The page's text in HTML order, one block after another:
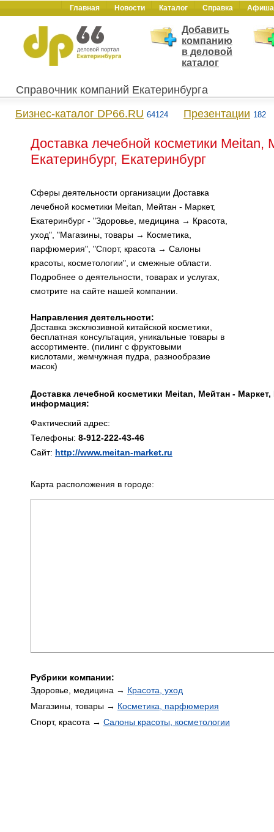
Главная Новости Каталог Справка Афиша
Добавить
компанию
в деловой
каталог
Справочник компаний Екатеринбурга
Бизнес-каталог DP66.RU 64124 Презентации 182
Доставка лечебной косметики Meitan,
Екатеринбург, Екатеринбург
Сферы деятельности организации Доставка
лечебной косметики Meitan, Мейтан - Маркет,
Екатеринбург - "Здоровье, медицина → Красота,
уход", "Магазины, товары → Косметика,
парфюмерия", "Спорт, красота → Салоны
красоты, косметологии", и смежные области.
Подробнее о деятельности, товарах и услугах,
смотрите на сайте нашей компании.
Направления деятельности:
Доставка эксклюзивной китайской косметики,
бесплатная консультация, уникальные товары в
ассортименте. (пилинг с фруктовыми
кислотами, жемчужная пудра, разнообразие
масок)
Доставка лечебной косметики Meitan, Мейтан - Маркет,
информация:
Фактический адрес:
Телефоны: 8-912-222-43-46
Сайт: http://www.meitan-market.ru
Карта расположения в городе:
Рубрики компании:
Здоровье, медицина → Красота, уход
Магазины, товары → Косметика, парфюмерия
Спорт, красота → Салоны красоты, косметологии